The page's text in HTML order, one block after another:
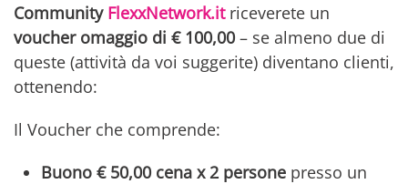
Community FlexxNetwork.itriceverete un
voucher omaggio di € 100,00 – se almeno due di
queste (attività da voi suggerite) diventano clienti,
ottenendo:
Il Voucher che comprende:
Buono € 50,00 cena x 2 persone presso un